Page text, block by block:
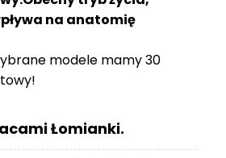
na anatomię
modele mamy 30
Łomianki.